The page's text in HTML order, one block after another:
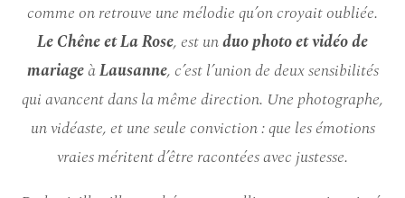
comme on retrouve une mélodie qu’on croyait oubliée.
Le Chêne et La Rose, est unduo photo et vidéo de
mariageàLausanne, c’est l’union de deux sensibilités
qui avancent dans la même direction. Une photographe,
un vidéaste, et une seule conviction : que les émotions
vraies méritent d’être racontées avec justesse.